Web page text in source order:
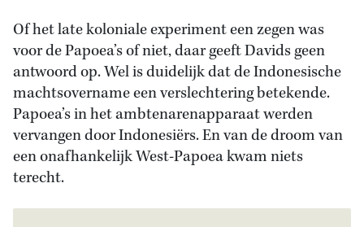
Of het late koloniale experiment een zegen was
voor de Papoea’s of niet, daar geeft Davids geen
antwoord op. Wel is duidelijk dat de Indonesische
machtsovername een verslechtering betekende.
Papoea’s in het ambtenarenapparaat werden
vervangen door Indonesiërs. En van de droom van
een onafhankelijk West-Papoea kwam niets
terecht.